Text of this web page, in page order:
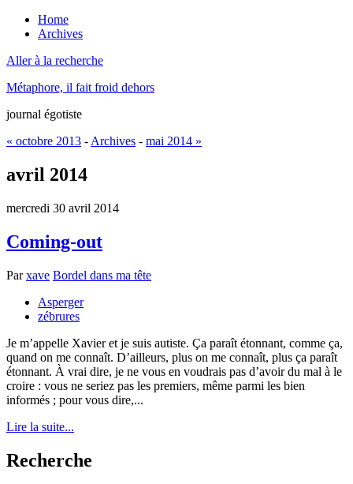
Home
Archives
Aller à la recherche
Métaphore, il fait froid dehors
journal égotiste
« octobre 2013 - Archives - mai 2014 »
avril 2014
mercredi 30 avril 2014
Coming-out
Parxave Bordel dans ma tête
Asperger
zébrures
Je m’appelle Xavier et je suis autiste. Ça paraît étonnant, comme ça,
quand on me connaît. D’ailleurs, plus on me connaît, plus ça paraît
étonnant. À vrai dire, je ne vous en voudrais pas d’avoir du mal à le
croire : vous ne seriez pas les premiers, même parmi les bien
informés ; pour vous dire,...
Lire la suite...
Recherche